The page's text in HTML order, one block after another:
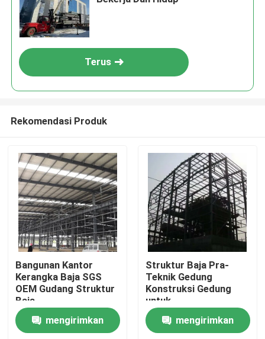
Rumah
Produk
Terus
Rekomendasi Produk
Bangunan Kantor
Kerangka Baja SGS
OEM Gudang Struktur
Baja
mengirimkan
Struktur Baja Pra-
Teknik Gedung
Konstruksi Gedung
untuk
Gudang/Lokakarya
mengirimkan